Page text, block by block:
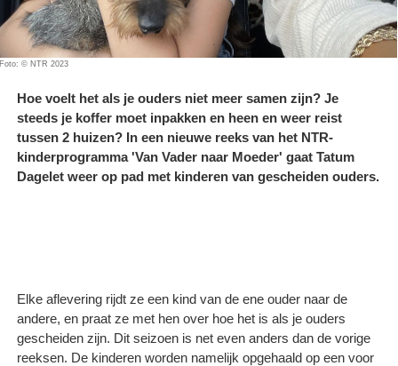
Foto: © NTR 2023
Hoe voelt het als je ouders niet meer samen zijn? Je
steeds je koffer moet inpakken en heen en weer reist
tussen 2 huizen? In een nieuwe reeks van het NTR-
kinderprogramma 'Van Vader naar Moeder' gaat Tatum
Dagelet weer op pad met kinderen van gescheiden ouders.
Elke aflevering rijdt ze een kind van de ene ouder naar de
andere, en praat ze met hen over hoe het is als je ouders
gescheiden zijn. Dit seizoen is net even anders dan de vorige
reeksen. De kinderen worden namelijk opgehaald op een voor